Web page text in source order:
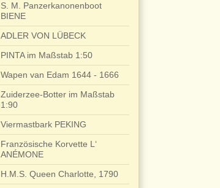
S. M. Panzerkanonenboot
BIENE
ADLER VON LÜBECK
PINTA im Maßstab 1:50
Wapen van Edam 1644 - 1666
Zuiderzee-Botter im Maßstab
1:90
Viermastbark PEKING
Französische Korvette L‘
ANÉMONE
H.M.S. Queen Charlotte, 1790